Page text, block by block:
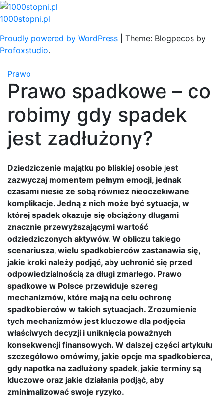
Skip
to
1000stopni.pl
Proudly powered by WordPress
Theme: Blogpecos by
Profoxstudio.
Prawo
Prawo spadkowe – co
robimy gdy spadek
jest zadłużony?
Dziedziczenie majątku po bliskiej osobie jest
zazwyczaj momentem pełnym emocji, jednak
czasami niesie ze sobą również nieoczekiwane
komplikacje. Jedną z nich może być sytuacja, w
której spadek okazuje się obciążony długami
znacznie przewyższającymi wartość
odziedziczonych aktywów. W obliczu takiego
scenariusza, wielu spadkobierców zastanawia się,
jakie kroki należy podjąć, aby uchronić się przed
odpowiedzialnością za długi zmarłego. Prawo
spadkowe w Polsce przewiduje szereg
mechanizmów, które mają na celu ochronę
spadkobierców w takich sytuacjach. Zrozumienie
tych mechanizmów jest kluczowe dla podjęcia
właściwych decyzji i uniknięcia poważnych
konsekwencji finansowych. W dalszej części artykułu
szczegółowo omówimy, jakie opcje ma spadkobierca,
gdy napotka na zadłużony spadek, jakie terminy są
kluczowe oraz jakie działania podjąć, aby
zminimalizować swoje ryzyko.